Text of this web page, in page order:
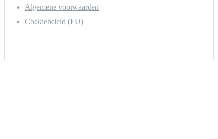
Algemene voorwaarden
Cookiebeleid (EU)